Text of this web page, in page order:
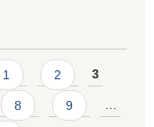
1 2 3
8 9 …